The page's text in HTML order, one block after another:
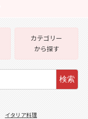
カテゴリー
から探す
検索
イタリア料理